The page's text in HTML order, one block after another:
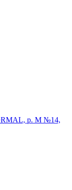
р. М №14,